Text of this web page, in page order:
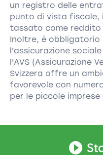
un registro delle
punto di vista
tassato come reddito
Inoltre, è obbligatorio
l'assicurazione
l'AVS (Assicurazione
Svizzera offre un
favorevole con
per le piccole